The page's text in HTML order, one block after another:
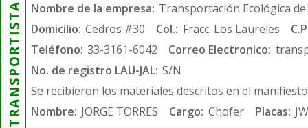
TRANSPORTISTA Nombre de la empresa: Transportación Ecológica de
Domicilio: Cedros #30 Col.: Fracc. Los Laureles
Teléfono: 33-3161-6042 Correo Electronico:
No. de registro LAU-JAL: S/N
Se recibieron los materiales descritos en el
Nombre: JORGE TORRES Cargo: Chofer Placas: